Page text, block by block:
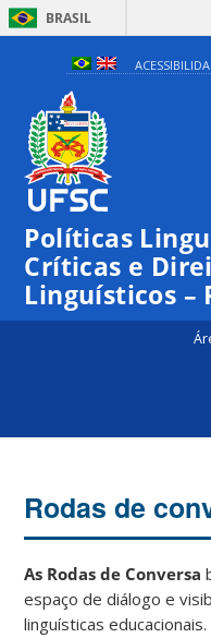
BRASIL
Políticas
Críticas e
Linguísticos –
Rodas de
As Rodas de Conversa
espaço de diálogo e
linguísticas